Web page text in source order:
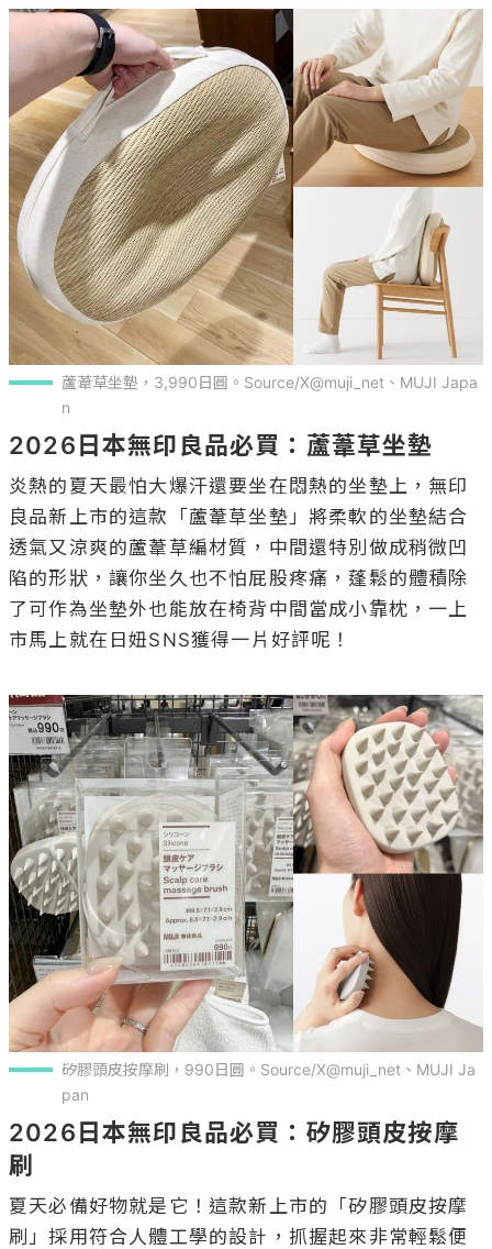
蘆葦草坐墊，3,990日圓。Source/X@muji_net、MUJI Japa
n
2026日本無印良品必買：蘆葦草坐墊
炎熱的夏天最怕大爆汗還要坐在悶熱的坐墊上，無印
良品新上市的這款「蘆葦草坐墊」將柔軟的坐墊結合
透氣又涼爽的蘆葦草編材質，中間還特別做成稍微凹
陷的形狀，讓你坐久也不怕屁股疼痛，蓬鬆的體積除
了可作為坐墊外也能放在椅背中間當成小靠枕，一上
市馬上就在日妞SNS獲得一片好評呢！
矽膠頭皮按摩刷，990日圓。Source/X@muji_net、MUJI Ja
pan
2026日本無印良品必買：矽膠頭皮按摩
刷
夏天必備好物就是它！這款新上市的「矽膠頭皮按摩
刷」採用符合人體工學的設計，抓握起來非常輕鬆便